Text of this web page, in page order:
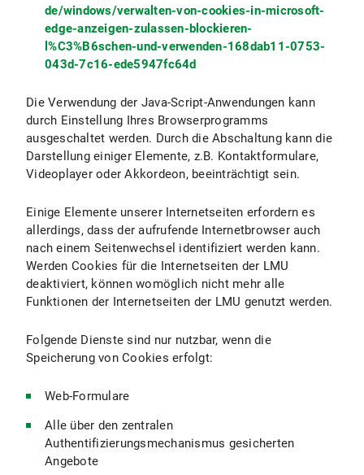
de/windows/verwalten-von-cookies-in-microsoft-
edge-anzeigen-zulassen-blockieren-
l%C3%B6schen-und-verwenden-168dab11-0753-
043d-7c16-ede5947fc64d
Die Verwendung der Java-Script-Anwendungen kann
durch Einstellung Ihres Browserprogramms
ausgeschaltet werden. Durch die Abschaltung kann die
Darstellung einiger Elemente, z.B. Kontaktformulare,
Videoplayer oder Akkordeon, beeinträchtigt sein.
Einige Elemente unserer Internetseiten erfordern es
allerdings, dass der aufrufende Internetbrowser auch
nach einem Seitenwechsel identifiziert werden kann.
Werden Cookies für die Internetseiten der LMU
deaktiviert, können womöglich nicht mehr alle
Funktionen der Internetseiten der LMU genutzt werden.
Folgende Dienste sind nur nutzbar, wenn die
Speicherung von Cookies erfolgt:
Web-Formulare
Alle über den zentralen
Authentifizierungsmechanismus gesicherten
Angebote